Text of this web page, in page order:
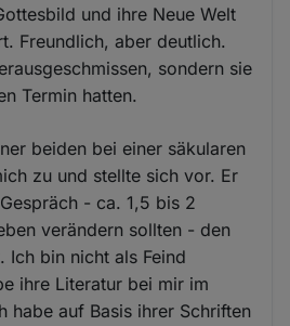
und ihre Neue Welt
Freundlich, aber deutlich.
sondern sie
Termin hatten.
beiden bei einer säkularen
zu und stellte sich vor. Er
- ca. 1,5 bis 2
verändern sollten - den
Ich bin nicht als Feind
ihre Literatur bei mir im
habe auf Basis ihrer Schriften